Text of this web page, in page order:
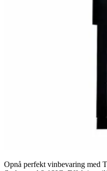
Opnå perfekt vinbevaring med